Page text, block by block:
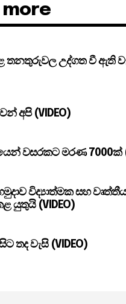
more
තනතුරුවල උද්ගත වී ඇති
අපි (VIDEO)
වසරකට මරණ 7000ක්
විද්‍යාත්මක සහ
යුතුයි (VIDEO)
තද වැසි (VIDEO)